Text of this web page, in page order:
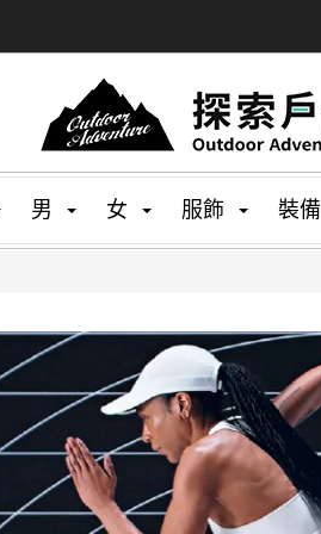
男 女 服飾 裝備